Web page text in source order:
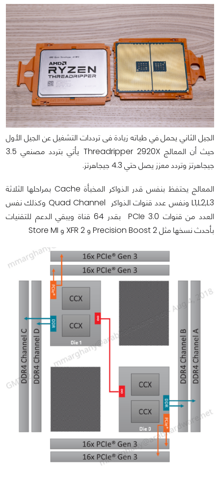
الجيل الثاني يحمل في طياته زيادة فى ترددات التشغيل عن الجيل الأول
حيث أن المعالج Threadripper 2920X يأتي بتردد مصنعي 3.5
جيجاهرتز وتردد معزز يصل حتي 4.3 جيجاهرتز.
المعالج يحتفظ بنفس قدر الذواكر المخبأة Cache بمراحلها الثلاثة
L1,L2,L3 ونفس عدد قنوات الذواكر Quad Channel وكذلك نفس
العدد من قنوات PCIe 3.0 بقدر 64 قناة ويبقي الدعم للتقنيات
بأحدث نسخها مثل Precision Boost 2 و XFR 2 و Store MI